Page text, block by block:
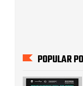
POPULAR